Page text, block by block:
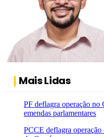
Mais Lidas
PF deflagra operação no
emendas parlamentares
PCCE deflagra